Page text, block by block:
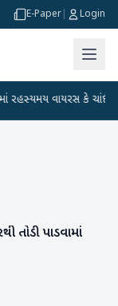
E-Paper Login
વાયરસ કે ચાંદીપુરા?
તોડી પાડવામાં